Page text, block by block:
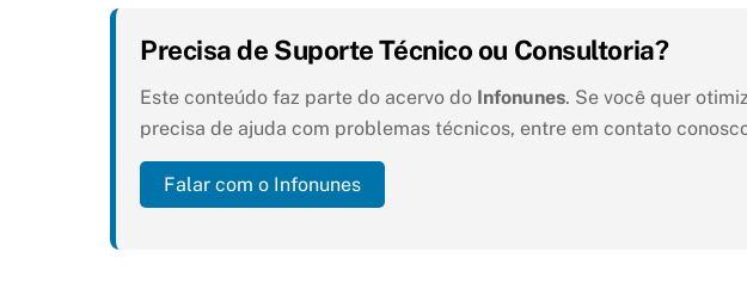
Precisa de Suporte Técnico ou Consultoria?
Este conteúdo faz parte do acervo do Infonunes. Se você quer
precisa de ajuda com problemas técnicos, entre em contato
Falar com o Infonunes